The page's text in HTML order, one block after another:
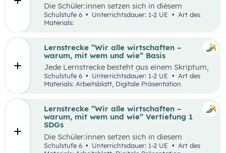
Die Schüler:innen setzen sich in diesem
Unterrichtsszenario mit nachhaltigem Konsum
auseinander. Sie recherchieren selbstständig zu
Schulstufe 6 Unterrichtsdauer: 1-2 UE
Materials:
Lernstrecke “Wir alle wirtschaften –
warum, mit wem und wie” Basis
Jede Lernstrecke besteht aus einem Skriptum,
welches dazu dient einen Überblick über die
jeweilige Lernstrecke zu erhalten. Mit
Wissen und entwickeln Fähigkeiten,
Einstellungen und Verhaltensbereitschaften, die
sie in ökonomisch geprägten Lebenssituationen
ökonomische Herausforderungen, Aufgaben
und Problemstellungen erkennen, analysieren,
Schulstufe 6 Unterrichtsdauer: 1-2 UE
Art des
Materials: Arbeitsblatt, Digitale Präsentation
Lernstrecke “Wir alle wirtschaften –
warum, mit wem und wie” Vertiefung 1
SDGs
Die Schüler:innen setzen sich in diesem
Unterrichtsszenario mit den SDGs (Sustainable
Schulstufe 6 Unterrichtsdauer: 1-2 UE